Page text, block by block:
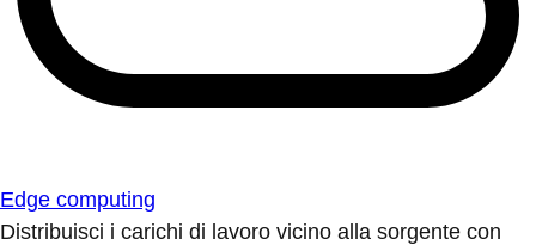
Edge computing
Distribuisci i carichi di lavoro vicino alla sorgente con